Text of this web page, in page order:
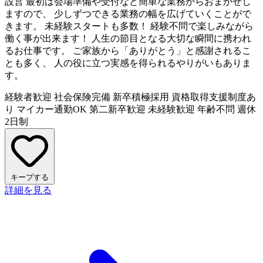
ますので、 少しずつできる業務の幅を広げていくことがで
きます。 未経験スタートも多数！ 経験不問で楽しみながら
働く事が出来ます！ 人生の節目となる大切な瞬間に携われ
るお仕事です。 ご家族から「ありがとう」と感謝されるこ
とも多く、 人の役に立つ実感を得られるやりがいもありま
す。
経験者歓迎 社会保険完備 新卒積極採用 資格取得支援制度あ
り マイカー通勤OK 第二新卒歓迎 未経験歓迎 年齢不問 週休
2日制
キープする
詳細を見る